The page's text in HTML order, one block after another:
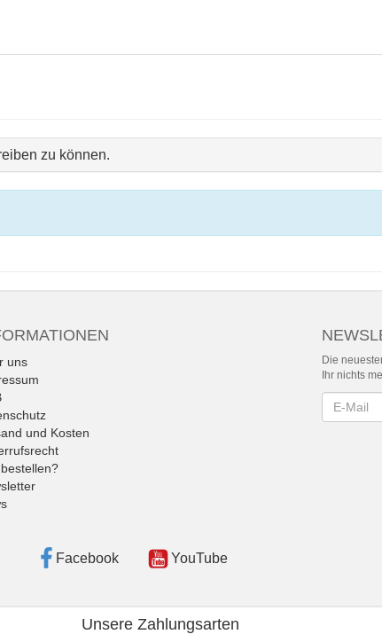
zu können.
uns
und Kosten
Die
Ihr nichts
Newsletter
Facebook YouTube
Unsere Zahlungsarten